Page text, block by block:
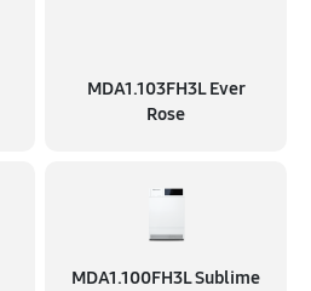
MDA1.103FH3L Ever
Rose
MDA1.100FH3L Sublime